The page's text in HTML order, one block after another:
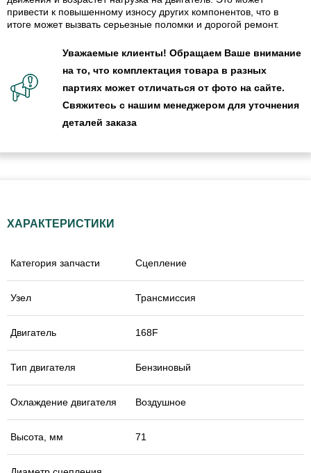
привести к повышенному износу других компонентов, что в
итоге может вызвать серьезные поломки и дорогой ремонт.
Уважаемые клиенты! Обращаем Ваше внимание
на то, что комплектация товара в разных
партиях может отличаться от фото на сайте.
Свяжитесь с нашим менеджером для уточнения
деталей заказа
ХАРАКТЕРИСТИКИ
Категория запчасти Сцепление
Узел Трансмиссия
Двигатель 168F
Тип двигателя Бензиновый
Охлаждение двигателя Воздушное
Высота, мм 71